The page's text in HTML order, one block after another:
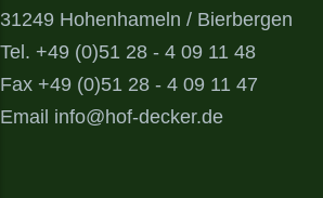
31249 Hohenhameln / Bierbergen
Tel. +49 (0)51 28 - 4 09 11 48
Fax +49 (0)51 28 - 4 09 11 47
Email info@hof-decker.de